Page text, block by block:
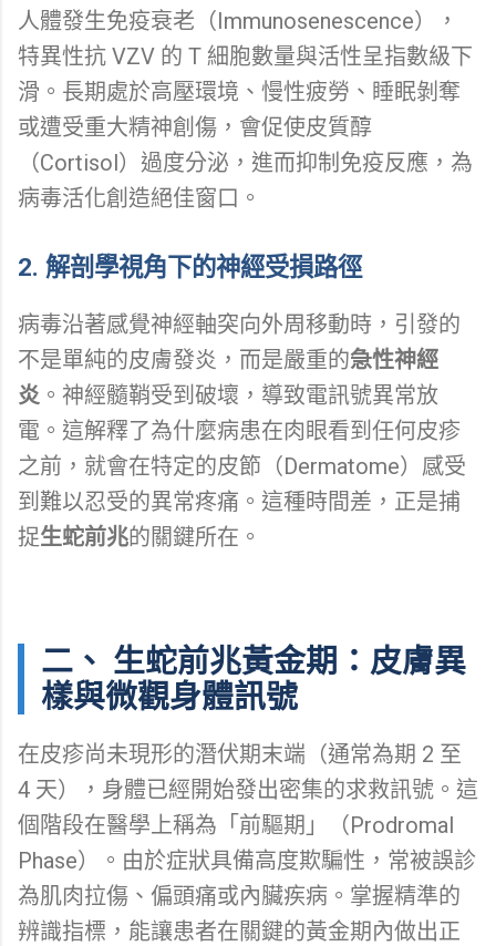
人體發生免疫衰老（Immunosenescence），
特異性抗 VZV 的 T 細胞數量與活性呈指數級下
滑。長期處於高壓環境、慢性疲勞、睡眠剝奪
或遭受重大精神創傷，會促使皮質醇
（Cortisol）過度分泌，進而抑制免疫反應，為
病毒活化創造絕佳窗口。
2. 解剖學視角下的神經受損路徑
病毒沿著感覺神經軸突向外周移動時，引發的
不是單純的皮膚發炎，而是嚴重的急性神經
炎 。神經髓鞘受到破壞，導致電訊號異常放
電。這解釋了為什麼病患在肉眼看到任何皮疹
之前，就會在特定的皮節（Dermatome）感受
到難以忍受的異常疼痛。這種時間差，正是捕
捉生蛇前兆的關鍵所在。
二、 生蛇前兆黃金期：皮膚異
樣與微觀身體訊號
在皮疹尚未現形的潛伏期末端（通常為期 2 至
4 天），身體已經開始發出密集的求救訊號。這
個階段在醫學上稱為「前驅期」（Prodromal
Phase）。由於症狀具備高度欺騙性，常被誤診
為肌肉拉傷、偏頭痛或內臟疾病。掌握精準的
辨識指標，能讓患者在關鍵的黃金期內做出正